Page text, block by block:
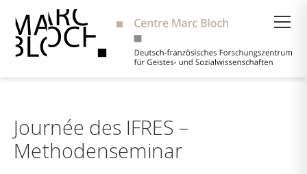
Journée des IFRES –
Methodenseminar